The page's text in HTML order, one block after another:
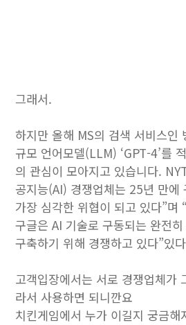
그래서.
하지만 올해 MS의 검색 서비스인
규모 언어모델(LLM) ‘GPT-4’를
의 관심이 모아지고 있습니다.
공지능(AI) 경쟁업체는 25년 만에
가장 심각한 위협이 되고 있다”며
구글은 AI 기술로 구동되는 완전
구축하기 위해 경쟁하고 있다”있
고객입장에서는 서로 경쟁업체가
라서 사용하면 되니깐요
치킨게임에서 누가 이길지 궁금해